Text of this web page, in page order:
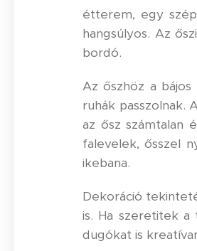
étterem, egy
hangsúlyos. Az
bordó.
Az őszhöz a
ruhák passzolnak.
az ősz számtalan
falevelek, ősszel
ikebana.
Dekoráció
is. Ha szeretitek a
dugókat is